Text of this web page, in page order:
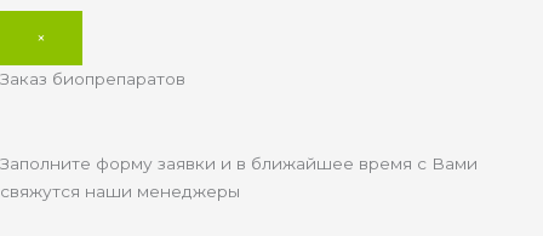
×
Заказ биопрепаратов
Заполните форму заявки и в ближайшее время с Вами
свяжутся наши менеджеры